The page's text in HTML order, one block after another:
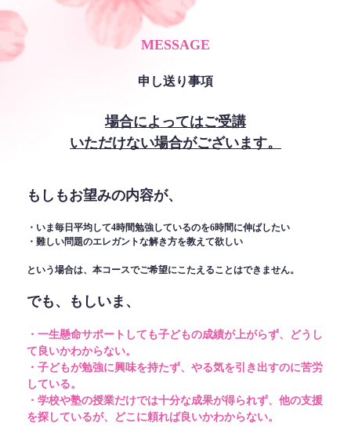
MESSAGE
申し送り事項
場合によってはご受講
いただけない場合がございます。
もしもお望みの内容が、
・いま毎日平均して4時間勉強しているのを6時間に伸ばしたい
・難しい問題のエレガントな解き方を教えて欲しい
という場合は、本コースでご希望にこたえることはできません。
でも、もしいま、
・一生懸命サポートしても子どもの成績が上がらず、どうし
て良いかわからない。
・子どもが勉強に興味を持たず、やる気を引き出すのに苦労
している。
・学校や塾の授業だけでは十分な成果が得られず、他の支援
を探しているが、どこに頼れば良いかわからない。